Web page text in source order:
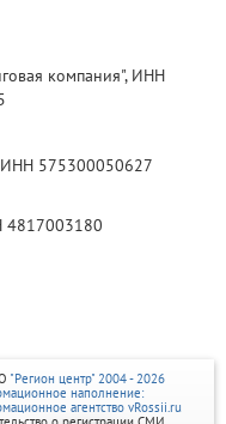
компания", ИНН
ИНН 575300050627
4817003180
"Регион центр" 2004 - 2026
наполнение:
агентство vRossii.ru